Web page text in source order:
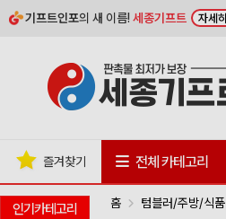
기프트인포의 새 이름!세종기프트 자세히
인기카테고리
즐겨찾기 전체 카테고리
홈 텀블러/주방/식품